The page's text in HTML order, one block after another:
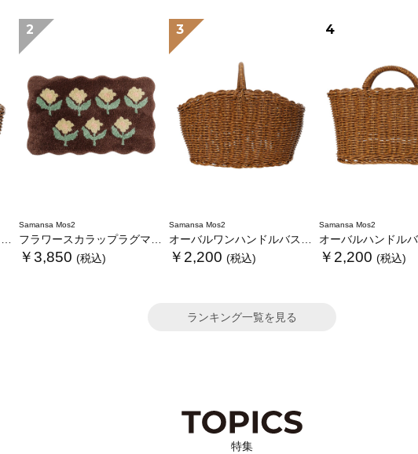
2
Samansa Mos2
フラワースカラップラグマット
￥3,850 (税込)
3
Samansa Mos2
オーバルワンハンドルバスケットL
￥2,200 (税込)
4
Samansa Mos2
オーバルハンドルバス
￥2,200 (税込)
ランキング一覧を見る
特集